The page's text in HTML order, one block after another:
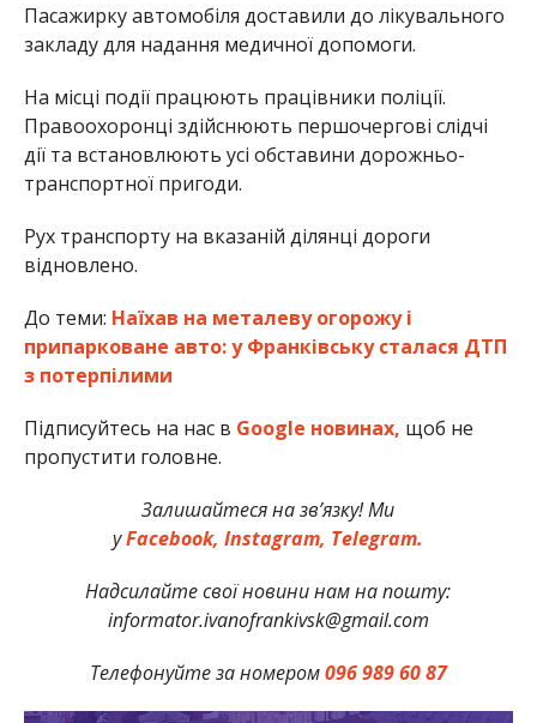
Пасажирку автомобіля доставили до лікувального
закладу для надання медичної допомоги.
На місці події працюють працівники поліції.
Правоохоронці здійснюють першочергові слідчі
дії та встановлюють усі обставини дорожньо-
транспортної пригоди.
Рух транспорту на вказаній ділянці дороги
відновлено.
До теми: Наїхав на металеву огорожу і
припарковане авто: у Франківську сталася ДТП
з потерпілими
Підписуйтесь на нас в Google новинах, щоб не
пропустити головне.
Залишайтеся на зв’язку! Ми
уFacebook, Instagram, Telegram.
Надсилайте свої новини нам на пошту:
informator.ivanofrankivsk@gmail.com
Телефонуйте за номером096 989 60 87